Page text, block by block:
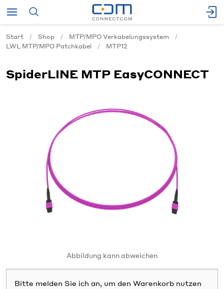
Start Shop
MTP/MPO Verkabelungssystem
LWL MTP/MPO Patchkabel
MTP12
SpiderLINE MTP EasyCONNECT
Abbildung kann abweichen
Bitte melden Sie ich an, um den Warenkorb nutzen